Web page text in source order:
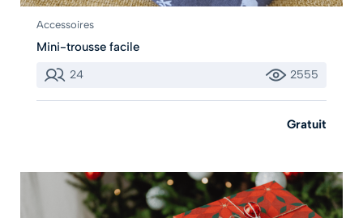
Accessoires
Mini-trousse facile
24 2555
Gratuit